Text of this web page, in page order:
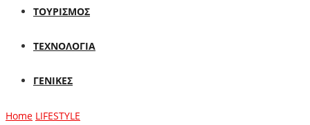
ΤΟΥΡΙΣΜΟΣ
ΤΕΧΝΟΛΟΓΙΑ
ΓΕΝΙΚΕΣ
Home LIFESTYLE